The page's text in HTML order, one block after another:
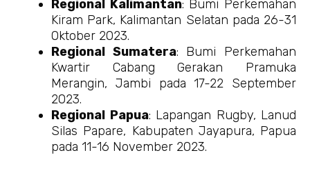
Regional Kalimantan: Bumi Perkemahan
Kiram Park, Kalimantan Selatan pada 26-31
Oktober 2023.
Regional Sumatera: Bumi Perkemahan
Kwartir Cabang Gerakan Pramuka
Merangin, Jambi pada 17-22 September
2023.
Regional Papua: Lapangan Rugby, Lanud
Silas Papare, Kabupaten Jayapura, Papua
pada 11-16 November 2023.